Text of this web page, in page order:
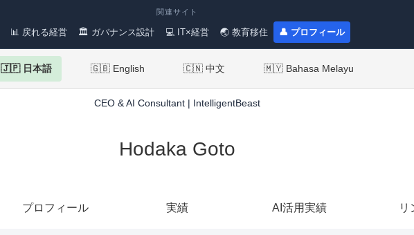
関連サイト
📊 戻れる経営 🏛 ガバナンス設計 💻 IT×経営 🌏 教育移住 👤 プロフィール
🇯🇵 日本語 🇬🇧 English 🇨🇳 中文 🇲🇾 Bahasa Melayu
CEO & AI Consultant | IntelligentBeast
Hodaka Goto
プロフィール 実績 AI活用実績 リ